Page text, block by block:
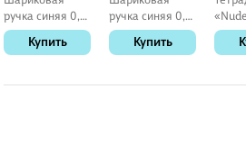
ручка синяя 0,5
мм, MC Gold,
MunHwa
Купить
ручка синяя 0,7
мм, BPS-GP-F L,
Pilot
Купить